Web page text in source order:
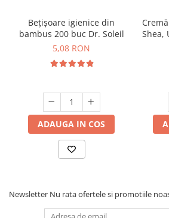
Bețișoare igienice din
bambus 200 buc Dr. Soleil
5,08 RON
ADAUGA IN COS
Shea,
Vera
Newsletter Nu rata ofertele si promotiile